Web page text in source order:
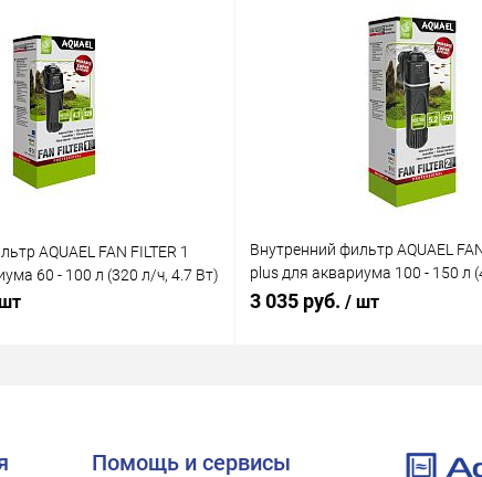
AQUAEL FAN FILTER 1
60 - 100 л (320 л/ч, 4.7 Вт)
Внутренний фильтр AQUAEL
plus для аквариума 100 - 150 л
Вт)
3 035 руб. / шт
Помощь и сервисы